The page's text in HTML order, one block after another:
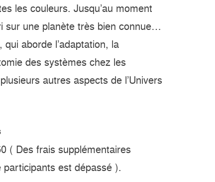
les couleurs. Jusqu’au moment
sur une planète très bien connue…
aborde l’adaptation, la
des systèmes chez les
autres aspects de l’Univers
( Des frais supplémentaires
participants est dépassé ).